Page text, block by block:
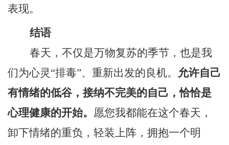
表现。
结语
春天，不仅是万物复苏的季节，也是我
们为心灵 “排毒”、重新出发的良机。 允许自己
有情绪的低谷，接纳不完美的自己，恰恰是
心理健康的开始。 愿您我都能在这个春天，
卸下情绪的重负，轻装上阵，拥抱一个明